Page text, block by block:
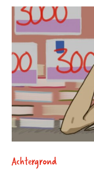
Achtergrond